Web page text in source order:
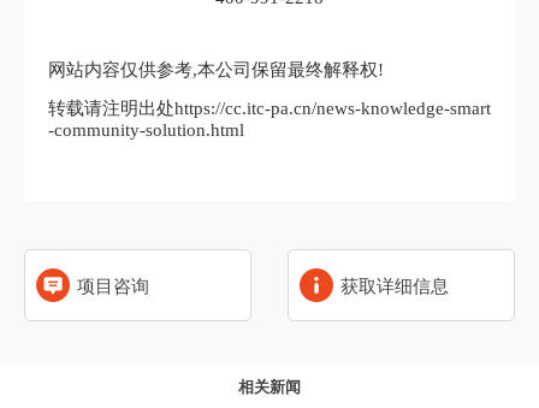
网站内容仅供参考,本公司保留最终解释权!
转载请注明出处https://cc.itc-pa.cn/news-knowledge-smart
-community-solution.html
项目咨询 获取详细信息
相关新闻